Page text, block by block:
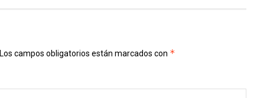
Los campos obligatorios están marcados con *